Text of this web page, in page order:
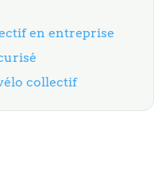
en entreprise
collectif